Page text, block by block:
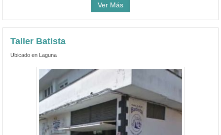
Ver Más
Taller Batista
Ubicado en Laguna